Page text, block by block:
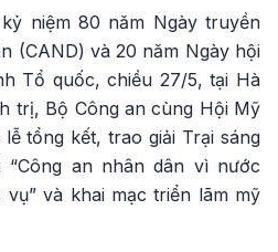
niệm 80 năm Ngày truyền
(CAND) và 20 năm Ngày hội
Tổ quốc, chiều 27/5, tại Hà
trị, Bộ Công an cùng Hội Mỹ
tổng kết, trao giải Trại sáng
an nhân dân vì nước
và khai mạc triển lãm mỹ